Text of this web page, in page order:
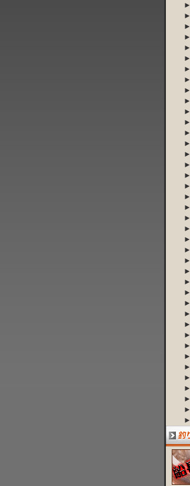
►
►
►
►
►
►
►
►
►
►
►
►
►
►
►
►
►
►
►
►
►
►
►
►
►
►
►
►
►
►
►
►
►
►
►
►
►
►
►
►